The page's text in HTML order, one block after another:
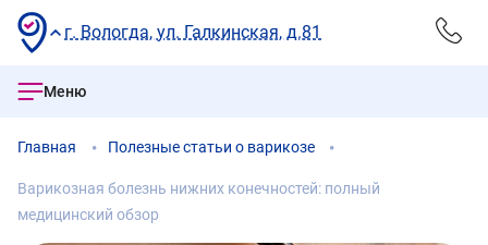
г. Вологда, ул. Галкинская, д.81
Меню
Главная Полезные статьи о варикозе
Варикозная болезнь нижних конечностей: полный
медицинский обзор